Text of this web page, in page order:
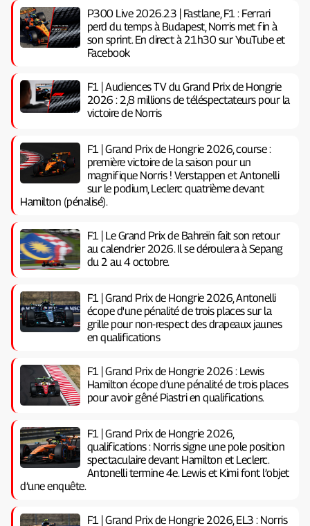
P300 Live 2026.23 | Fastlane, F1 : Ferrari
perd du temps à Budapest, Norris met fin à
son sprint. En direct à 21h30 sur YouTube et
Facebook
F1 | Audiences TV du Grand Prix de Hongrie
2026 : 2,8 millions de téléspectateurs pour la
victoire de Norris
F1 | Grand Prix de Hongrie 2026, course :
première victoire de la saison pour un
magnifique Norris ! Verstappen et Antonelli
sur le podium, Leclerc quatrième devant
Hamilton (pénalisé).
F1 | Le Grand Prix de Bahreïn fait son retour
au calendrier 2026. Il se déroulera à Sepang
du 2 au 4 octobre.
F1 | Grand Prix de Hongrie 2026, Antonelli
écope d'une pénalité de trois places sur la
grille pour non-respect des drapeaux jaunes
en qualifications
F1 | Grand Prix de Hongrie 2026 : Lewis
Hamilton écope d’une pénalité de trois places
pour avoir gêné Piastri en qualifications.
F1 | Grand Prix de Hongrie 2026,
qualifications : Norris signe une pole position
spectaculaire devant Hamilton et Leclerc.
Antonelli termine 4e. Lewis et Kimi font l’objet
d’une enquête.
F1 | Grand Prix de Hongrie 2026, EL3 : Norris